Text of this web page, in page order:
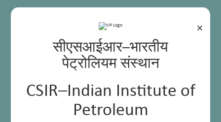
×
सीएसआईआर–भारतीय
पेट्रोलियम संस्थान
CSIR–Indian Institute of
Petroleum